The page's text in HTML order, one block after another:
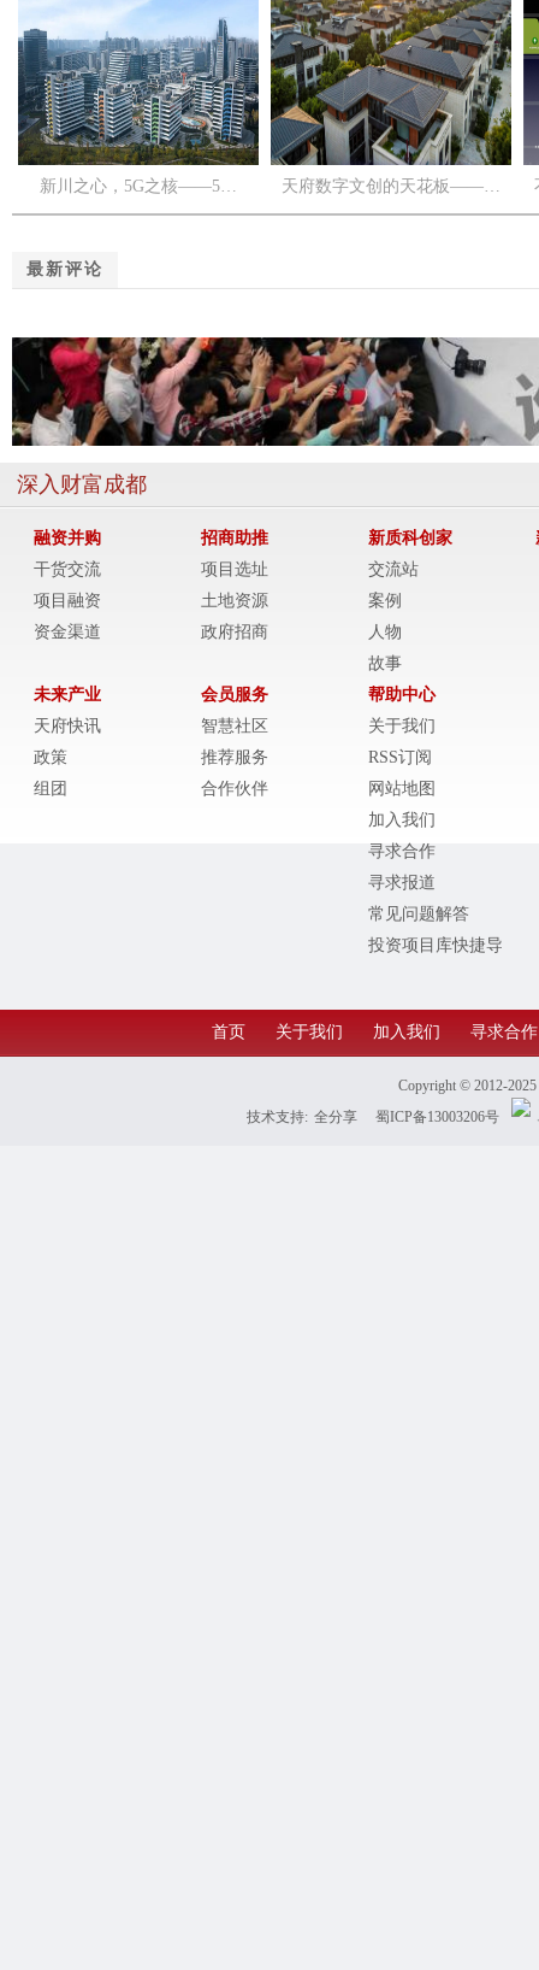
新川之心，5G之核——5… 天府数字文创的天花板——…
最新评论
深入财富成都
融资并购
干货交流
项目融资
资金渠道
招商助推
项目选址
土地资源
政府招商
新质科创家
交流站
案例
人物
故事
未来产业
天府快讯
政策
组团
会员服务
智慧社区
推荐服务
合作伙伴
帮助中心
关于我们
RSS订阅
网站地图
加入我们
寻求合作
寻求报道
常见问题解答
投资项目库快捷导
首页 关于我们 加入我们 寻求合作
Copyright © 2012-2025
技术支持: 全分享 蜀ICP备13003206号